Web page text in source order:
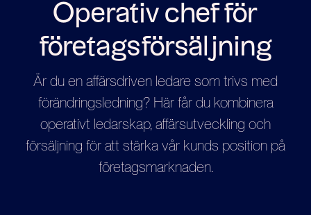
Operativ chef för
företagsförsäljning
Är du en affärsdriven ledare som trivs med
förändringsledning? Här får du kombinera
operativt ledarskap, affärsutveckling och
försäljning för att stärka vår kunds position på
företagsmarknaden.